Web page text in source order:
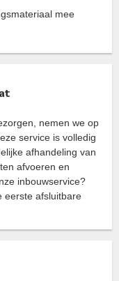
mee
nemen we op
service is volledig
afhandeling van
afvoeren en
inbouwservice?
eerste afsluitbare